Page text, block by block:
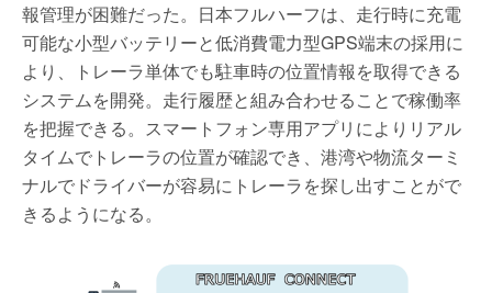
報管理が困難だった。日本フルハーフは、走行時に充電
可能な小型バッテリーと低消費電力型GPS端末の採用に
より、トレーラ単体でも駐車時の位置情報を取得できる
システムを開発。走行履歴と組み合わせることで稼働率
を把握できる。スマートフォン専用アプリによりリアル
タイムでトレーラの位置が確認でき、港湾や物流ターミ
ナルでドライバーが容易にトレーラを探し出すことがで
きるようになる。